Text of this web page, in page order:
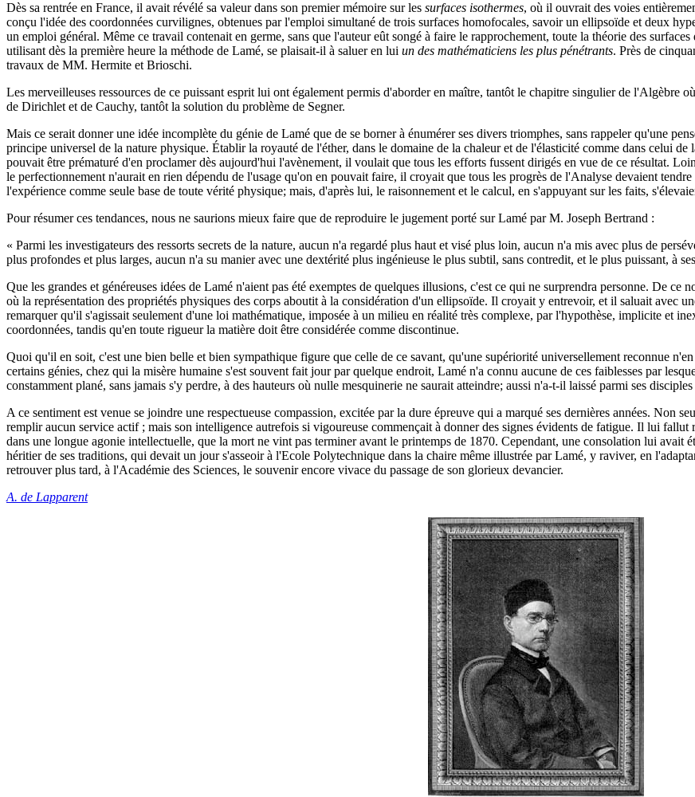
Dès sa rentrée en France, il avait révélé sa valeur dans son premier mémoire sur les surfaces isothermes, où il ouvrait des voies
conçu l'idée des coordonnées curvilignes, obtenues par l'emploi simultané de trois surfaces homofocales, savoir un ellipsoïde et deux
un emploi général. Même ce travail contenait en germe, sans que l'auteur eût songé à faire le rapprochement, toute la théorie des
utilisant dès la première heure la méthode de Lamé, se plaisait-il à saluer en lui un des mathématiciens les plus pénétrants. Près de
travaux de MM. Hermite et Brioschi.
Les merveilleuses ressources de ce puissant esprit lui ont également permis d'aborder en maître, tantôt le chapitre singulier de l'Algèbre
de Dirichlet et de Cauchy, tantôt la solution du problème de Segner.
Mais ce serait donner une idée incomplète du génie de Lamé que de se borner à énumérer ses divers triomphes, sans rappeler qu'une
principe universel de la nature physique. Établir la royauté de l'éther, dans le domaine de la chaleur et de l'élasticité comme dans celui
pouvait être prématuré d'en proclamer dès aujourd'hui l'avènement, il voulait que tous les efforts fussent dirigés en vue de ce résultat.
le perfectionnement n'aurait en rien dépendu de l'usage qu'on en pouvait faire, il croyait que tous les progrès de l'Analyse devaient
l'expérience comme seule base de toute vérité physique; mais, d'après lui, le raisonnement et le calcul, en s'appuyant sur les faits,
Pour résumer ces tendances, nous ne saurions mieux faire que de reproduire le jugement porté sur Lamé par M. Joseph Bertrand :
« Parmi les investigateurs des ressorts secrets de la nature, aucun n'a regardé plus haut et visé plus loin, aucun n'a mis avec plus de
plus profondes et plus larges, aucun n'a su manier avec une dextérité plus ingénieuse le plus subtil, sans contredit, et le plus puissant, à
Que les grandes et généreuses idées de Lamé n'aient pas été exemptes de quelques illusions, c'est ce qui ne surprendra personne. De ce
où la représentation des propriétés physiques des corps aboutit à la considération d'un ellipsoïde. Il croyait y entrevoir, et il saluait avec
remarquer qu'il s'agissait seulement d'une loi mathématique, imposée à un milieu en réalité très complexe, par l'hypothèse, implicite et
coordonnées, tandis qu'en toute rigueur la matière doit être considérée comme discontinue.
Quoi qu'il en soit, c'est une bien belle et bien sympathique figure que celle de ce savant, qu'une supériorité universellement reconnue
certains génies, chez qui la misère humaine s'est souvent fait jour par quelque endroit, Lamé n'a connu aucune de ces faiblesses par
constamment plané, sans jamais s'y perdre, à des hauteurs où nulle mesquinerie ne saurait atteindre; aussi n'a-t-il laissé parmi ses
A ce sentiment est venue se joindre une respectueuse compassion, excitée par la dure épreuve qui a marqué ses dernières années. Non
remplir aucun service actif ; mais son intelligence autrefois si vigoureuse commençait à donner des signes évidents de fatigue. Il lui
dans une longue agonie intellectuelle, que la mort ne vint pas terminer avant le printemps de 1870. Cependant, une consolation lui avait
héritier de ses traditions, qui devait un jour s'asseoir à l'Ecole Polytechnique dans la chaire même illustrée par Lamé, y raviver, en
retrouver plus tard, à l'Académie des Sciences, le souvenir encore vivace du passage de son glorieux devancier.
A. de Lapparent